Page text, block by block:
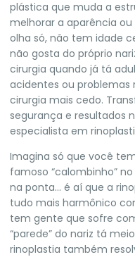
plástica que muda a
melhorar a aparência ou
olha só, não tem idade
não gosta do próprio
cirurgia quando já tá
acidentes ou problemas
cirurgia mais cedo.
segurança e resultados
especialista em
Imagina só que você
famoso “calombinho”
na ponta… é aí que a
tudo mais harmônico
tem gente que sofre
“parede” do nariz tá
rinoplastia também